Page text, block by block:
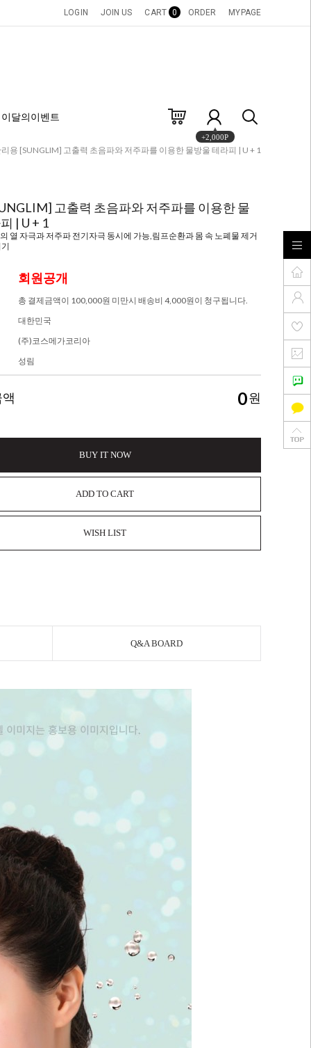
LOGIN JOIN US CART 0 ORDER MYPAGE
이달의이벤트
+2,000P
용 [SUNGLIM] 고출력 초음파와 저주파를 이용한 물방울 테라피 | U + 1
고출력 초음파와 저주파를 이용한 물
| U + 1
열 자극과 저주파 전기자극 동시에 가능,림프순환과 몸 속 노폐물 제거
회원공개
총 결제금액이 100,000원 미만시 배송비 4,000원이 청구됩니다.
대한민국
(주)코스메가코리아
성림
0원
BUY IT NOW
ADD TO CART
WISH LIST
Q&A BOARD